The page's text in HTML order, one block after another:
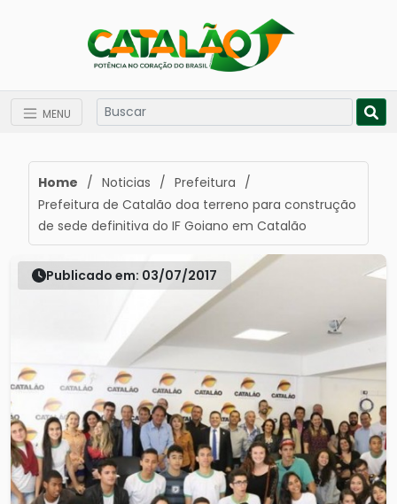
MENU
Home / Noticias / Prefeitura /
Prefeitura de Catalão doa terreno para construção
de sede definitiva do IF Goiano em Catalão
Publicado em: 03/07/2017